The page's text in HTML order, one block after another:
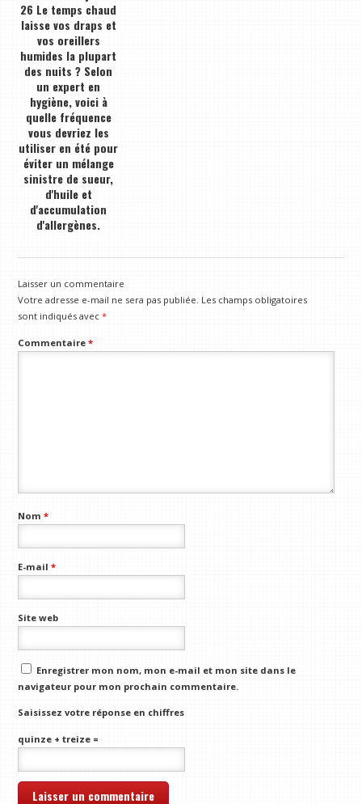
26 Le temps chaud
laisse vos draps et
vos oreillers
humides la plupart
des nuits ? Selon
un expert en
hygiène, voici à
quelle fréquence
vous devriez les
utiliser en été pour
éviter un mélange
sinistre de sueur,
d'huile et
d'accumulation
d'allergènes.
Laisser un commentaire
Votre adresse e-mail ne sera pas publiée. Les champs obligatoires
sont indiqués avec*
Commentaire*
Nom*
E-mail*
Site web
Enregistrer mon nom, mon e-mail et mon site dans le
navigateur pour mon prochain commentaire.
Saisissez votre réponse en chiffres
quinze + treize =